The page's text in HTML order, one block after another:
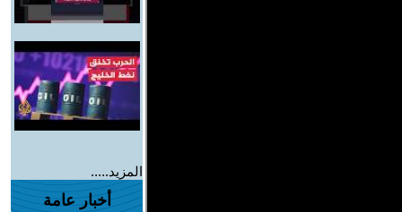
المزيد.....
أخبار عامة